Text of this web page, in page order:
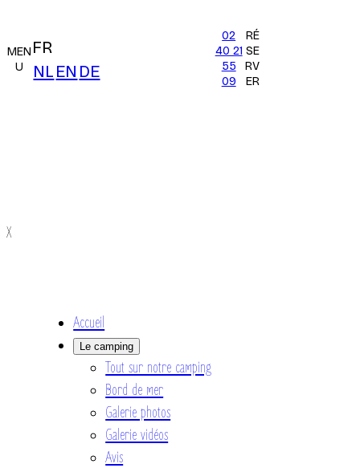
MEN
U
FR
NL EN DE
02
40 21
55
09
RÉ
SE
RV
ER
X
Accueil
Le camping
Tout sur notre camping
Bord de mer
Galerie photos
Galerie vidéos
Avis